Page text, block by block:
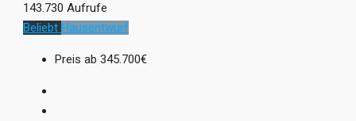
143.730 Aufrufe
Beliebt Hausentwurf
Preis ab 345.700€